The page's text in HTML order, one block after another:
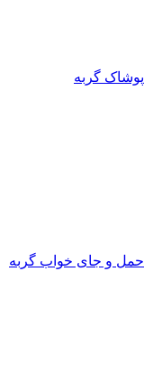
پوشاک گربه
حمل و جای خواب گربه